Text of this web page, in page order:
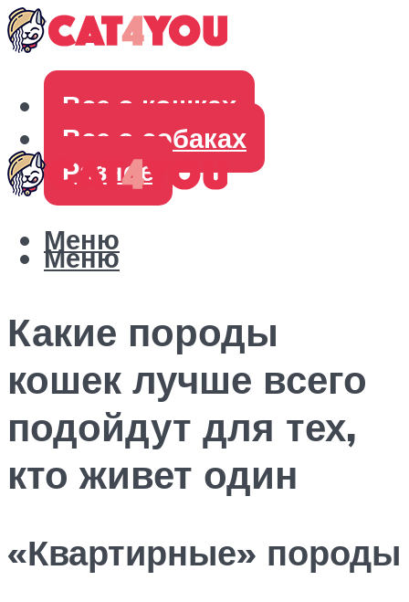
Все о кошках
Все о собаках
Разное
Меню
Меню
Какие породы
кошек лучше всего
подойдут для тех,
кто живет один
«Квартирные» породы